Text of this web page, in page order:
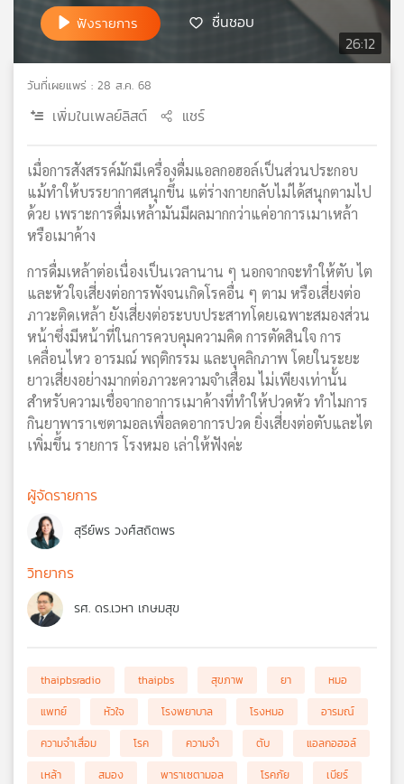
เครือ
26:12
ฟังรายการ ชื่นชอบ
วันที่เผยแพร่ : 28 ส.ค. 68
เพิ่มในเพลย์ลิสต์ แชร์
เมื่อการสังสรรค์มักมีเครื่องดื่มแอลกอฮอล์เป็นส่วนประกอบ
แม้ทำให้บรรยากาศสนุกขึ้น แต่ร่างกายกลับไม่ได้สนุกตามไป
ด้วย เพราะการดื่มเหล้ามันมีผลมากกว่าแค่อาการเมาเหล้า
หรือเมาค้าง
การดื่มเหล้าต่อเนื่องเป็นเวลานาน ๆ นอกจากจะทำให้ตับ ไต
และหัวใจเสี่ยงต่อการพังจนเกิดโรคอื่น ๆ ตาม หรือเสี่ยงต่อ
ภาวะติดเหล้า ยังเสี่ยงต่อระบบประสาทโดยเฉพาะสมองส่วน
หน้าซึ่งมีหน้าที่ในการควบคุมความคิด การตัดสินใจ การ
เคลื่อนไหว อารมณ์ พฤติกรรม และบุคลิกภาพ โดยในระยะ
ยาวเสี่ยงอย่างมากต่อภาวะความจำเสื่อม ไม่เพียงเท่านั้น
สำหรับความเชื่อจากอาการเมาค้างที่ทำให้ปวดหัว ทำไมการ
กินยาพาราเซตามอลเพื่อลดอาการปวด ยิ่งเสี่ยงต่อตับและไต
เพิ่มขึ้น รายการ โรงหมอ เล่าให้ฟังค่ะ
ผู้จัดรายการ
สุรีย์พร วงศ์สถิตพร
วิทยากร
รศ. ดร.เวหา เกษมสุข
thaipbsradio thaipbs สุขภาพ ยา
หมอ
แพทย์
หัวใจ โรงพยาบาล โรงหมอ
อารมณ์
ความจำเสื่อม
โรค ความจำ ตับ
แอลกอฮอล์
เหล้า
สมอง พาราเซตามอล โรคภัย
เบียร์